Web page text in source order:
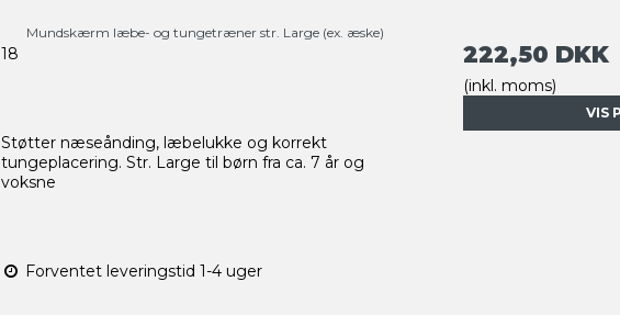
Mundskærm læbe- og tungetræner str. Large (ex. æske)
18
Støtter næseånding, læbelukke og korrekt
tungeplacering. Str. Large til børn fra ca. 7 år og
voksne
Forventet leveringstid 1-4 uger
222,50 DKK
(inkl. moms)
VIS